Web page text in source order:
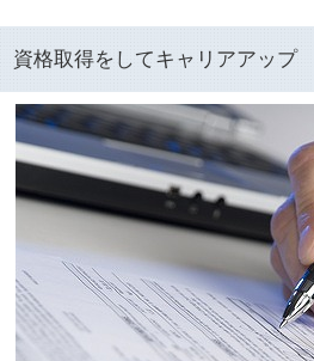
資格取得をしてキャリアアップ